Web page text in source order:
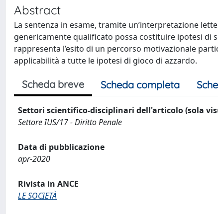
Abstract
La sentenza in esame, tramite un’interpretazione
genericamente qualificato possa costituire ipotesi di
rappresenta l’esito di un percorso motivazionale
applicabilità a tutte le ipotesi di gioco di azzardo.
Scheda breve Scheda completa
Settori scientifico-disciplinari dell'articolo (sola
Settore IUS/17 - Diritto Penale
Data di pubblicazione
apr-2020
Rivista in ANCE
LE SOCIETÀ